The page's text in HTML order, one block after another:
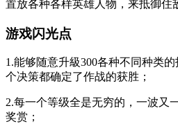
置放各种各样英雄人物，来抵御住
游戏闪光点
1.能够随意升級300各种不同种类
个决策都确定了作战的获胜；
2.每一个等级全是无穷的，一波又
奖赏；